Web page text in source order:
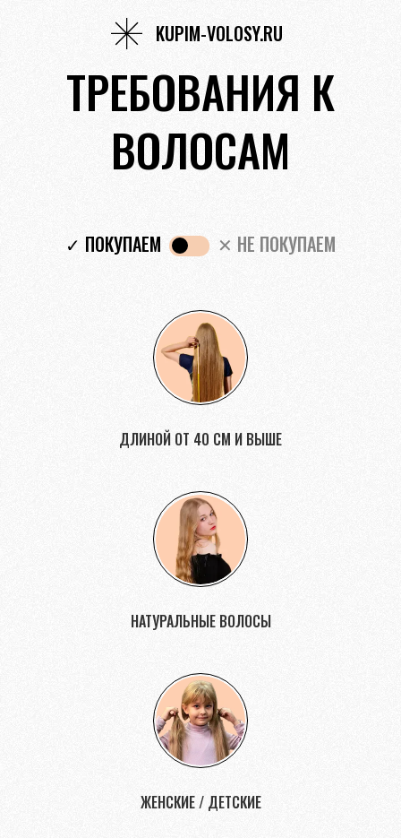
KUPIM-VOLOSY.RU
ТРЕБОВАНИЯ К
ВОЛОСАМ
✓ ПОКУПАЕМ ✕ НЕ ПОКУПАЕМ
ДЛИНОЙ ОТ 40 СМ И ВЫШЕ
НАТУРАЛЬНЫЕ ВОЛОСЫ
ЖЕНСКИЕ / ДЕТСКИЕ